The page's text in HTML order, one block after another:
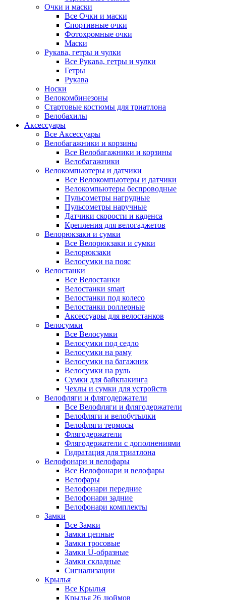
Очки и маски
Все Очки и маски
Спортивные очки
Фотохромные очки
Маски
Рукава, гетры и чулки
Все Рукава, гетры и чулки
Гетры
Рукава
Носки
Велокомбинезоны
Стартовые костюмы для триатлона
Велобахилы
Аксессуары
Все Аксессуары
Велобагажники и корзины
Все Велобагажники и корзины
Велобагажники
Велокомпьютеры и датчики
Все Велокомпьютеры и датчики
Велокомпьютеры беспроводные
Пульсометры нагрудные
Пульсометры наручные
Датчики скорости и каденса
Крепления для велогаджетов
Велорюкзаки и сумки
Все Велорюкзаки и сумки
Велорюкзаки
Велосумки на пояс
Велостанки
Все Велостанки
Велостанки smart
Велостанки под колесо
Велостанки роллерные
Аксессуары для велостанков
Велосумки
Все Велосумки
Велосумки под седло
Велосумки на раму
Велосумки на багажник
Велосумки на руль
Сумки для байкпакинга
Чехлы и сумки для устройств
Велофляги и флягодержатели
Все Велофляги и флягодержатели
Велофляги и велобутылки
Велофляги термосы
Флягодержатели
Флягодержатели с дополнениями
Гидратация для триатлона
Велофонари и велофары
Все Велофонари и велофары
Велофары
Велофонари передние
Велофонари задние
Велофонари комплекты
Замки
Все Замки
Замки цепные
Замки тросовые
Замки U-образные
Замки складные
Сигнализации
Крылья
Все Крылья
Крылья 26 дюймов